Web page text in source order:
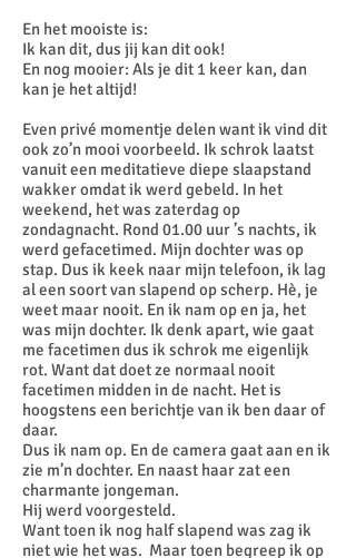
En het mooiste is:
Ik kan dit, dus jij kan dit ook!
En nog mooier: Als je dit 1 keer kan, dan
kan je het altijd!
Even privé momentje delen want ik vind dit
ook zo’n mooi voorbeeld. Ik schrok laatst
vanuit een meditatieve diepe slaapstand
wakker omdat ik werd gebeld. In het
weekend, het was zaterdag op
zondagnacht. Rond 01.00 uur ’s nachts, ik
werd gefacetimed. Mijn dochter was op
stap. Dus ik keek naar mijn telefoon, ik lag
al een soort van slapend op scherp. Hè, je
weet maar nooit. En ik nam op en ja, het
was mijn dochter. Ik denk apart, wie gaat
me facetimen dus ik schrok me eigenlijk
rot. Want dat doet ze normaal nooit
facetimen midden in de nacht. Het is
hoogstens een berichtje van ik ben daar of
daar.
Dus ik nam op. En de camera gaat aan en ik
zie m’n dochter. En naast haar zat een
charmante jongeman.
Hij werd voorgesteld.
Want toen ik nog half slapend was zag ik
niet wie het was. Maar toen begreep ik op